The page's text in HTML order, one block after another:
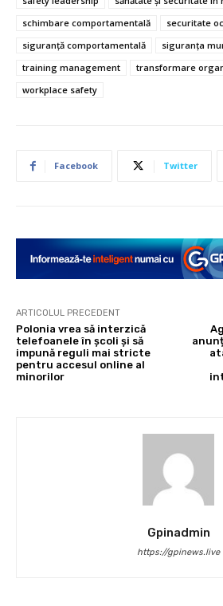
schimbare comportamentală
securitate
siguranță comportamentală
siguranța
training management
transformare
workplace safety
Facebook Twitter
ARTICOLUL PRECEDENT
Polonia vrea să interzică
telefoanele în școli și să
impună reguli mai stricte
pentru accesul online al
minorilor
Gpinadmin
https://gpinews.live